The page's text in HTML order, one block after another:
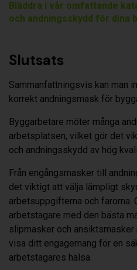
Bläddra i vår omfattande
och andningsskydd för dina
Slutsats
Sammanfattningsvis kan man
korrekt andningsmask för
Byggarbetare möter många
arbetsplatsen, vilket gör det
och andningsskydd av hög
Från engångsmasker till
det viktigt att välja lämpligt
arbetsuppgifterna och farorna.
arbetstagare med den bästa
slipmasker och ansiktsmasker
visa ditt engagemang för en
arbetstagares hälsa.